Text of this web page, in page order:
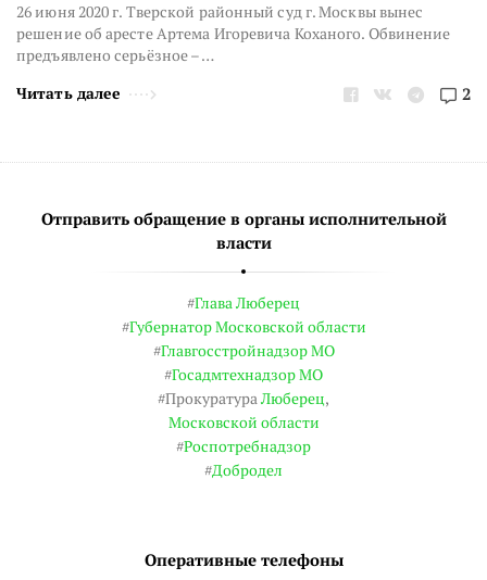
26 июня 2020 г. Тверской районный суд г. Москвы вынес
решение об аресте Артема Игоревича Коханого. Обвинение
предъявлено серьёзное – …
Читать далее
2
Отправить обращение в органы исполнительной
власти
#Глава Люберец
#Губернатор Московской области
#Главгосстройнадзор МО
#Госадмтехнадзор МО
#ПрокуратураЛюберец,
Московской области
#Роспотребнадзор
#Добродел
Оперативные телефоны